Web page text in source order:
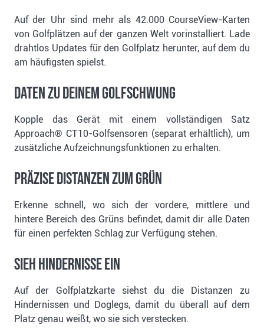
Auf der Uhr sind mehr als 42.000 CourseView-Karten
von Golfplätzen auf der ganzen Welt vorinstalliert. Lade
drahtlos Updates für den Golfplatz herunter, auf dem du
am häufigsten spielst.
DATEN ZU DEINEM GOLFSCHWUNG
Kopple das Gerät mit einem vollständigen Satz
Approach® CT10-Golfsensoren (separat erhältlich), um
zusätzliche Aufzeichnungsfunktionen zu erhalten.
PRÄZISE DISTANZEN ZUM GRÜN
Erkenne schnell, wo sich der vordere, mittlere und
hintere Bereich des Grüns befindet, damit dir alle Daten
für einen perfekten Schlag zur Verfügung stehen.
SIEH HINDERNISSE EIN
Auf der Golfplatzkarte siehst du die Distanzen zu
Hindernissen und Doglegs, damit du überall auf dem
Platz genau weißt, wo sie sich verstecken.